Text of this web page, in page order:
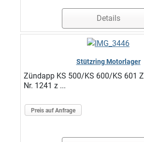
Details
Stützring Motorlager
Zündapp KS 500/KS 600/KS 601
Nr. 1241 z ...
Preis auf Anfrage